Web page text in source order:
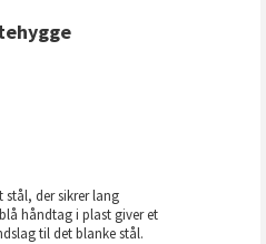
stål, der sikrer lang
håndtag i plast giver et
til det blanke stål.